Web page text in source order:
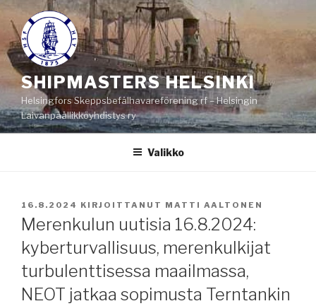
Siirry
sisältöön
SHIPMASTERS HELSINKI
Helsingfors Skeppsbefälhavareförening rf – Helsingin
Laivanpäällikköyhdistys ry
Valikko
JULKAISTU
16.8.2024 KIRJOITTANUT MATTI AALTONEN
Merenkulun uutisia 16.8.2024:
kyberturvallisuus, merenkulkijat
turbulenttisessa maailmassa,
NEOT jatkaa sopimusta Terntankin